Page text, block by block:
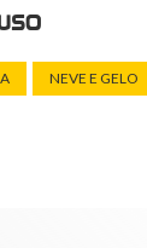
NEVE E GELO